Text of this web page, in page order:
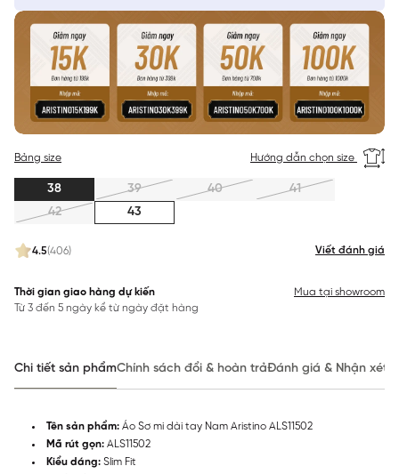
4.5(406) Viết đánh giá
Bảng size Hướng dẫn chọn size
38 39 40
41
42
43
Thời gian giao hàng dự kiến
Từ 3 đến 5 ngày kể từ ngày đặt hàng
Mua tại showroom
Chi tiết sản phẩmChính sách đổi & hoàn trảĐánh giá & Nhận xét
Tên sản phẩm: Áo Sơ mi dài tay Nam Aristino ALS11502
Mã rút gọn: ALS11502
Kiểu dáng: Slim Fit